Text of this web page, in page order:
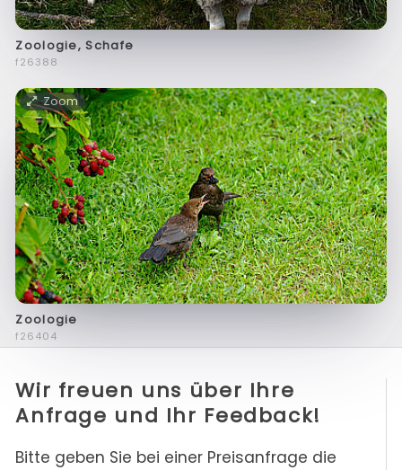
Zoologie, Schafe
f26388
Zoom
Zoologie
f26404
Wir freuen uns über Ihre
Anfrage und Ihr Feedback!
Bitte geben Sie bei einer Preisanfrage die